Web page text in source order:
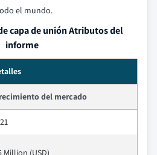
el mundo.
capa de unión Atributos del
informe
del mercado
Million (USD)